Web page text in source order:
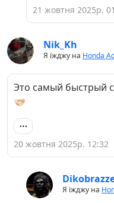
21 жовтня 2025р.
Nik_Kh
Я їжджу на Honda
Это самый быстрый
🫱🏻‍🫲🏼
20 жовтня 2025р. 12:32
Я їжджу на